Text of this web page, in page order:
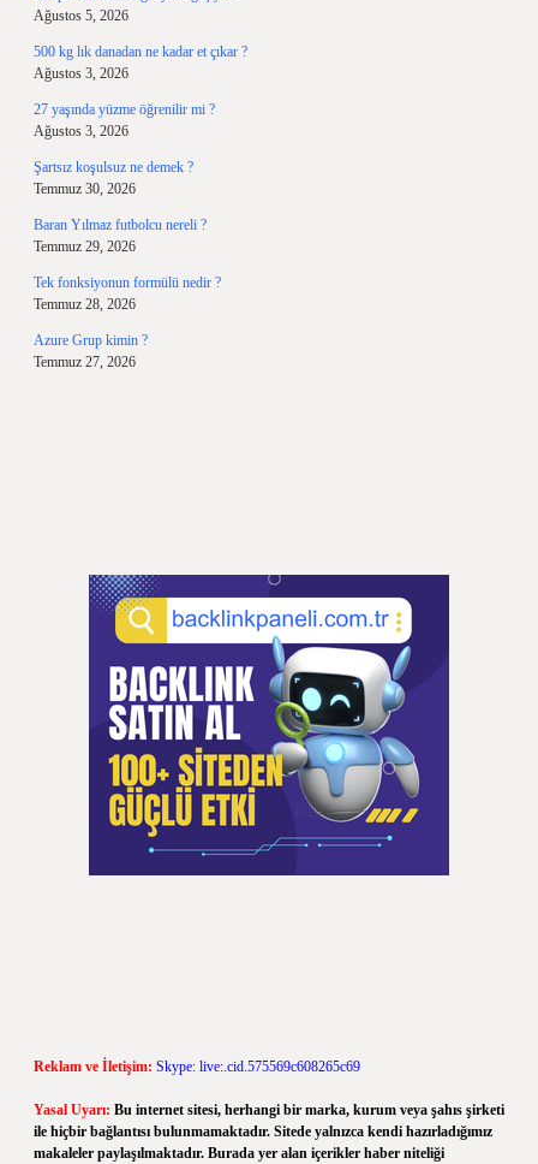
Ağustos 5, 2026
500 kg lık danadan ne kadar et çıkar ?
Ağustos 3, 2026
27 yaşında yüzme öğrenilir mi ?
Ağustos 3, 2026
Şartsız koşulsuz ne demek ?
Temmuz 30, 2026
Baran Yılmaz futbolcu nereli ?
Temmuz 29, 2026
Tek fonksiyonun formülü nedir ?
Temmuz 28, 2026
Azure Grup kimin ?
Temmuz 27, 2026
Reklam ve İletişim: Skype: live:.cid.575569c608265c69
Yasal Uyarı: Bu internet sitesi, herhangi bir marka, kurum veya şahıs şirketi
ile hiçbir bağlantısı bulunmamaktadır. Sitede yalnızca kendi hazırladığımız
makaleler paylaşılmaktadır. Burada yer alan içerikler haber niteliği